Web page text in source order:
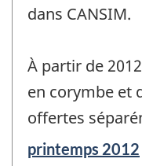
dans CANSIM.
À partir de
en corymbe et
offertes
Période
printemps 2012